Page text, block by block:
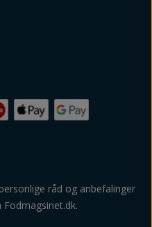
råd og anbefalinger